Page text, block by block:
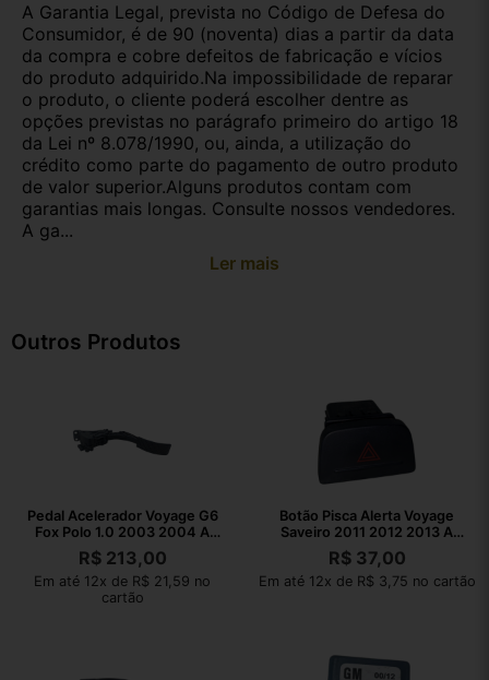
A Garantia Legal, prevista no Código de Defesa do
Consumidor, é de 90 (noventa) dias a partir da data
da compra e cobre defeitos de fabricação e vícios
do produto adquirido.Na impossibilidade de reparar
o produto, o cliente poderá escolher dentre as
opções previstas no parágrafo primeiro do artigo 18
da Lei nº 8.078/1990, ou, ainda, a utilização do
crédito como parte do pagamento de outro produto
de valor superior.Alguns produtos contam com
garantias mais longas. Consulte nossos vendedores.
A ga...
Ler mais
Outros Produtos
Pedal Acelerador Voyage G6
Fox Polo 1.0 2003 2004 A
2023
R$213,00
Em até 12x de R$ 21,59 no
cartão
Botão Pisca Alerta Voyage
Saveiro 2011 2012 2013 A
2016
R$37,00
Em até 12x de R$ 3,75 no cartão